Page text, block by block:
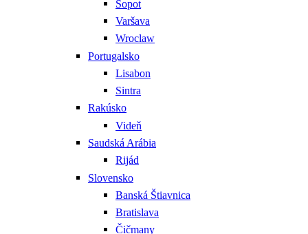
Sopot
Varšava
Wroclaw
Portugalsko
Lisabon
Sintra
Rakúsko
Videň
Saudská Arábia
Rijád
Slovensko
Banská Štiavnica
Bratislava
Čičmany